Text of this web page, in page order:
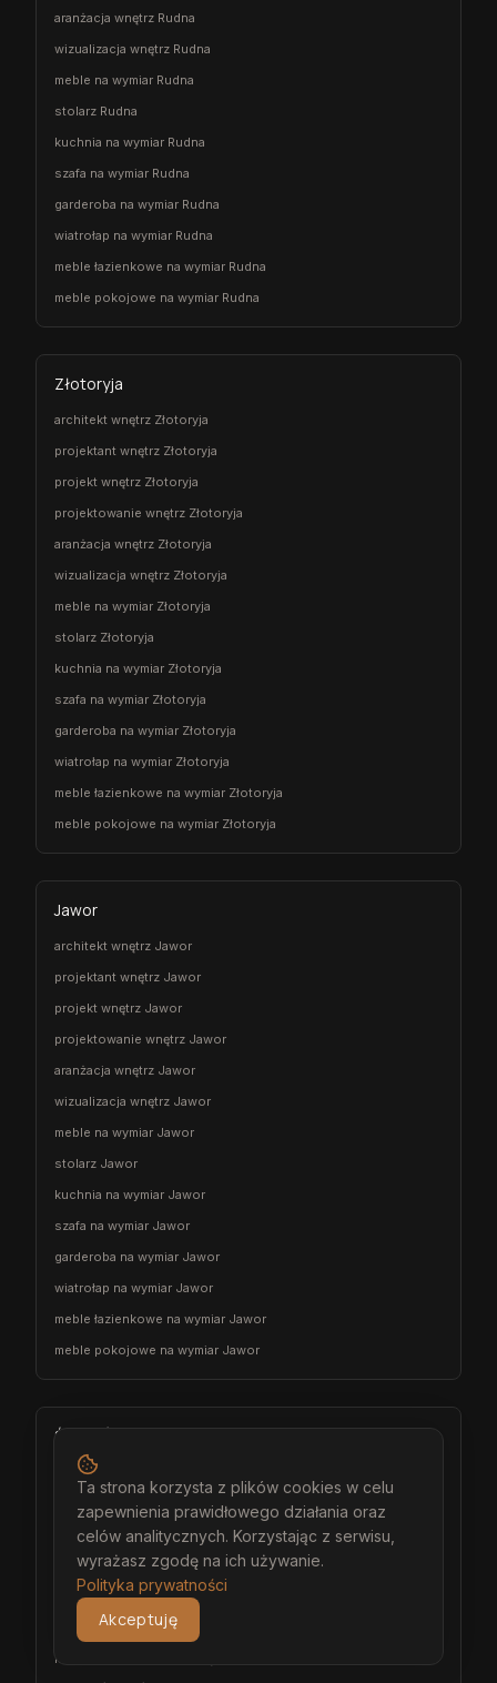
aranżacja wnętrz Rudna
wizualizacja wnętrz Rudna
meble na wymiar Rudna
stolarz Rudna
kuchnia na wymiar Rudna
szafa na wymiar Rudna
garderoba na wymiar Rudna
wiatrołap na wymiar Rudna
meble łazienkowe na wymiar Rudna
meble pokojowe na wymiar Rudna
Złotoryja
architekt wnętrz Złotoryja
projektant wnętrz Złotoryja
projekt wnętrz Złotoryja
projektowanie wnętrz Złotoryja
aranżacja wnętrz Złotoryja
wizualizacja wnętrz Złotoryja
meble na wymiar Złotoryja
stolarz Złotoryja
kuchnia na wymiar Złotoryja
szafa na wymiar Złotoryja
garderoba na wymiar Złotoryja
wiatrołap na wymiar Złotoryja
meble łazienkowe na wymiar Złotoryja
meble pokojowe na wymiar Złotoryja
Jawor
architekt wnętrz Jawor
projektant wnętrz Jawor
projekt wnętrz Jawor
projektowanie wnętrz Jawor
aranżacja wnętrz Jawor
wizualizacja wnętrz Jawor
meble na wymiar Jawor
stolarz Jawor
kuchnia na wymiar Jawor
szafa na wymiar Jawor
garderoba na wymiar Jawor
wiatrołap na wymiar Jawor
meble łazienkowe na wymiar Jawor
meble pokojowe na wymiar Jawor
Środa Śląska
architekt wnętrz Środa Śląska
projektant wnętrz Środa Śląska
projekt wnętrz Środa Śląska
projektowanie wnętrz Środa Śląska
aranżacja wnętrz Środa Śląska
wizualizacja wnętrz Środa Śląska
meble na wymiar Środa Śląska
Ta strona korzysta z plików cookies w celu
zapewnienia prawidłowego działania oraz
celów analitycznych. Korzystając z serwisu,
wyrażasz zgodę na ich używanie.
Polityka prywatności
Akceptuję